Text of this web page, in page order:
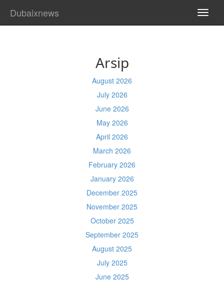
Dubaixnews
Arsip
August 2026
July 2026
June 2026
May 2026
April 2026
March 2026
February 2026
January 2026
December 2025
November 2025
October 2025
September 2025
August 2025
July 2025
June 2025